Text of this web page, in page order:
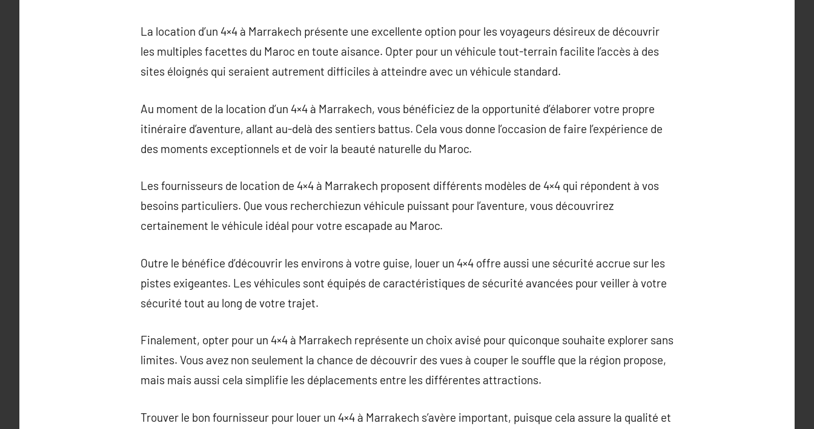
La location d’un 4×4 à Marrakech présente une excellente option pour les voyageurs désireux de découvrir
les multiples facettes du Maroc en toute aisance. Opter pour un véhicule tout-terrain facilite l’accès à des
sites éloignés qui seraient autrement difficiles à atteindre avec un véhicule standard.
Au moment de la location d’un 4×4 à Marrakech, vous bénéficiez de la opportunité d’élaborer votre propre
itinéraire d’aventure, allant au-delà des sentiers battus. Cela vous donne l’occasion de faire l’expérience de
des moments exceptionnels et de voir la beauté naturelle du Maroc.
Les fournisseurs de location de 4×4 à Marrakech proposent différents modèles de 4×4 qui répondent à vos
besoins particuliers. Que vous recherchiezun véhicule puissant pour l’aventure, vous découvrirez
certainement le véhicule idéal pour votre escapade au Maroc.
Outre le bénéfice d’découvrir les environs à votre guise, louer un 4×4 offre aussi une sécurité accrue sur les
pistes exigeantes. Les véhicules sont équipés de caractéristiques de sécurité avancées pour veiller à votre
sécurité tout au long de votre trajet.
Finalement, opter pour un 4×4 à Marrakech représente un choix avisé pour quiconque souhaite explorer sans
limites. Vous avez non seulement la chance de découvrir des vues à couper le souffle que la région propose,
mais mais aussi cela simplifie les déplacements entre les différentes attractions.
Trouver le bon fournisseur pour louer un 4×4 à Marrakech s’avère important, puisque cela assure la qualité et